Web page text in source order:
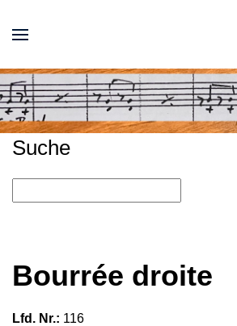
Suche
Bourrée droite
Lfd. Nr.: 116